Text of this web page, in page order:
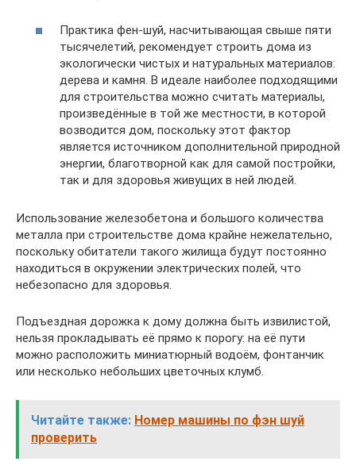
Практика фен-шуй, насчитывающая свыше пяти
тысячелетий, рекомендует строить дома из
экологически чистых и натуральных материалов:
дерева и камня. В идеале наиболее подходящими
для строительства можно считать материалы,
произведённые в той же местности, в которой
возводится дом, поскольку этот фактор
является источником дополнительной природной
энергии, благотворной как для самой постройки,
так и для здоровья живущих в ней людей.
Использование железобетона и большого количества
металла при строительстве дома крайне нежелательно,
поскольку обитатели такого жилища будут постоянно
находиться в окружении электрических полей, что
небезопасно для здоровья.
Подъездная дорожка к дому должна быть извилистой,
нельзя прокладывать её прямо к порогу: на её пути
можно расположить миниатюрный водоём, фонтанчик
или несколько небольших цветочных клумб.
Читайте также: Номер машины по фэн шуй
проверить